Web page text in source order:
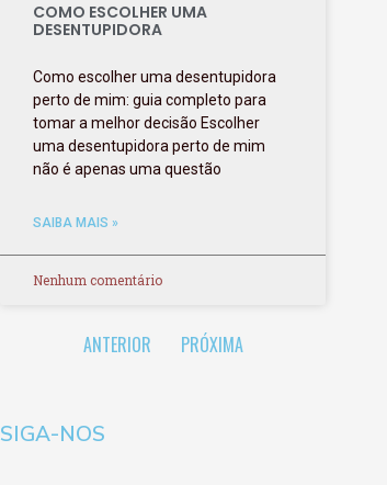
COMO ESCOLHER UMA
DESENTUPIDORA
Como escolher uma desentupidora
perto de mim: guia completo para
tomar a melhor decisão Escolher
uma desentupidora perto de mim
não é apenas uma questão
SAIBA MAIS »
Nenhum comentário
ANTERIOR PRÓXIMA
SIGA-NOS